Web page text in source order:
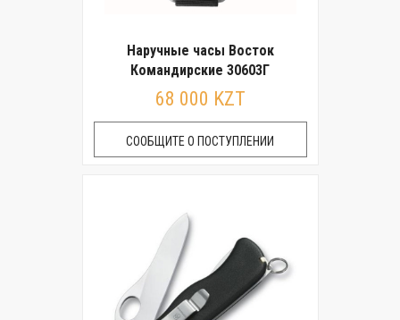
Наручные часы Восток
Командирские 30603Г
68 000 KZT
СООБЩИТЕ О ПОСТУПЛЕНИИ